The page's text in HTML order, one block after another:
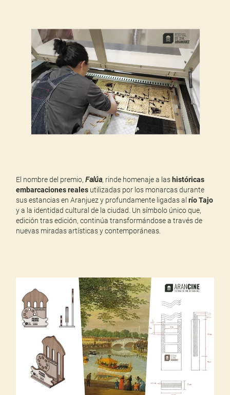
El nombre del premio,Falúa, rinde homenaje a las históricas
embarcaciones reales utilizadas por los monarcas durante
sus estancias en Aranjuez y profundamente ligadas alrío Tajo
y a la identidad cultural de la ciudad. Un símbolo único que,
edición tras edición, continúa transformándose a través de
nuevas miradas artísticas y contemporáneas.